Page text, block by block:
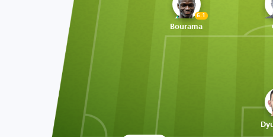
6.1
Bourama